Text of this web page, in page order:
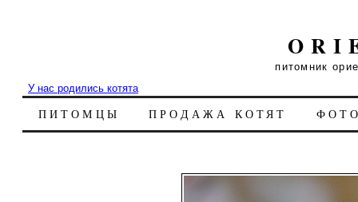
питомник
У нас родились котята
ПИТОМЦЫ ПРОДАЖА КОТЯТ